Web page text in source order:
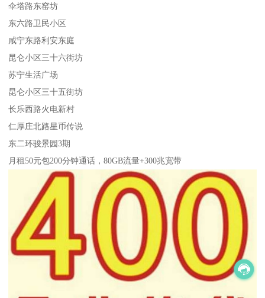
伞塔路东窑坊
东六路卫民小区
咸宁东路利安东庭
昆仑小区三十六街坊
苏宁生活广场
昆仑小区三十五街坊
长乐西路火电新村
仁厚庄北路星币传说
东二环骏景园3期
月租50元包200分钟通话，80GB流量+300兆宽带